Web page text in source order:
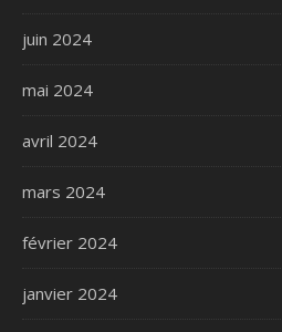
juin 2024
mai 2024
avril 2024
mars 2024
février 2024
janvier 2024